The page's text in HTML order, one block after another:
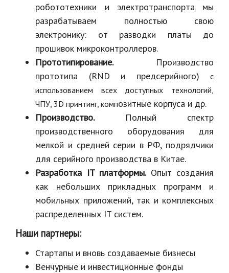
робототехники и электротранспорта мы
разрабатываем полностью свою
электронику: от разводки платы до
прошивок микроконтроллеров.
Прототипирование.Производство
прототипа (RND и предсерийного) с
использованием всех доступных технологий,
ЧПУ, 3D принтинг, композитные корпуса и др.
Производство.Полный спектр
производственного оборудования для
мелкой и средней серии в РФ, подрядчики
для серийного производства в Китае.
Разработка IT платформы.Опыт создания
как небольших прикладных программ и
мобильных приложений, так и комплексных
распределенных IT систем.
Наши партнеры:
Стартапы и вновь создаваемые бизнесы
Венчурные и инвестиционные фонды